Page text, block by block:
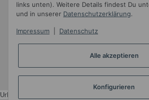
* Alle Preise inkl. gesetzlicher USt.
links unten). Weitere Details findest Du
und in unserer Datenschutzerklärung.
Impressum Datenschutz
Alle akzeptieren
Konfigurieren
Urlaub